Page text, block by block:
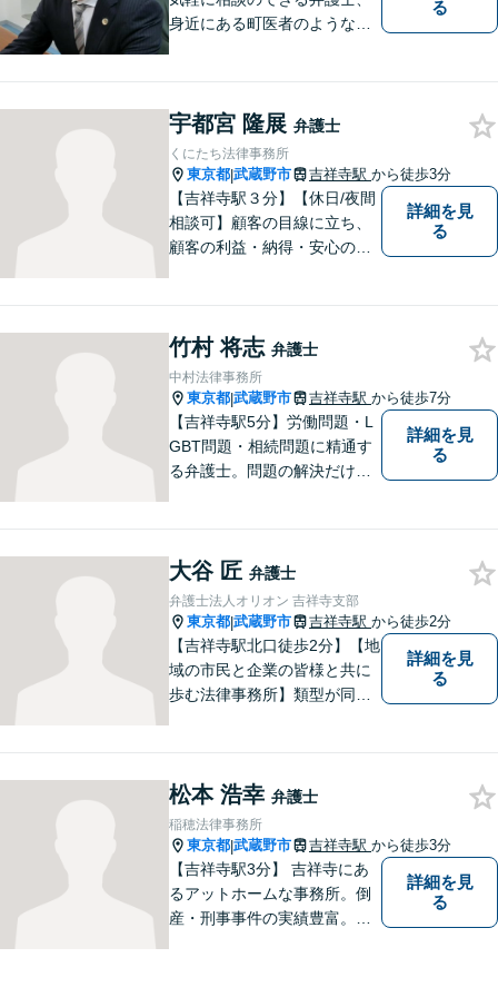
身近にある町医者のような弁
みます。お気軽にご相談くだ
さい。
る
宇都宮 隆展 弁護士
くにたち法律事務所
東京都|武蔵野市 吉祥寺駅 から徒歩3分
【吉祥寺駅３分】【休日/夜間
相談可】顧客の目線に立ち、
顧客の利益・納得・安心のた
詳細を見
る
竹村 将志 弁護士
中村法律事務所
東京都|武蔵野市 吉祥寺駅 から徒歩7分
【吉祥寺駅5分】労働問題・L
GBT問題・相続問題に精通す
る弁護士。問題の解決だけで
にご相談ください！皆様に寄
り添い、納得の解決を目指し
ます。
詳細を見
る
大谷 匠 弁護士
弁護士法人オリオン 吉祥寺支部
東京都|武蔵野市 吉祥寺駅 から徒歩2分
【吉祥寺駅北口徒歩2分】【地
域の市民と企業の皆様と共に
歩む法律事務所】類型が同じ
を図ります。お困りごとがあ
ればお気軽にご相談くださ
い！
詳細を見
る
松本 浩幸 弁護士
稲穂法律事務所
東京都|武蔵野市 吉祥寺駅 から徒歩3分
【吉祥寺駅3分】 吉祥寺にあ
るアットホームな事務所。倒
産・刑事事件の実績豊富。
詳細を見
る